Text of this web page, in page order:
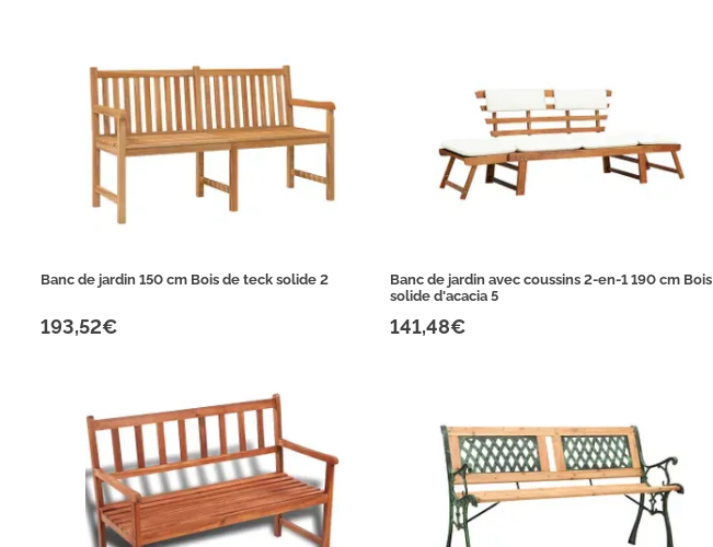
Banc de jardin 150 cm Bois de teck solide 2
193,52€
Banc de jardin avec coussins 2-en-1 190 cm Bois
solide d'acacia 5
141,48€